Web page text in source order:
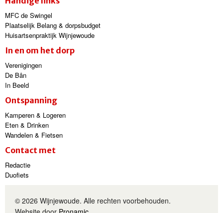
MFC de Swingel
Plaatselijk Belang & dorpsbudget
Huisartsenpraktijk Wijnjewoude
In en om het dorp
Verenigingen
De Bân
In Beeld
Ontspanning
Kamperen & Logeren
Eten & Drinken
Wandelen & Fietsen
Contact met
Redactie
Duofiets
© 2026 Wijnjewoude. Alle rechten voorbehouden.